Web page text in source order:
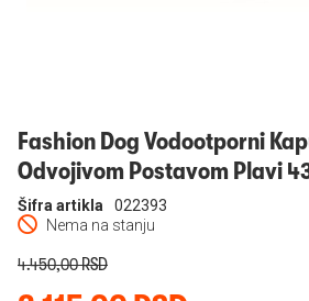
Fashion Dog Vodootporni
Odvojivom Postavom Plavi
Nema na stanju
Šifra artikla 022393
4.450,00 RSD